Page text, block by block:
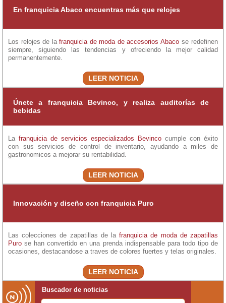
En franquicia Abaco encuentras más que relojes
Los relojes de la franquicia de moda de accesorios Abaco se redefinen
siempre, siguiendo las tendencias y ofreciendo la mejor calidad
permanentemente.
LEER NOTICIA
Únete a franquicia Bevinco, y realiza auditorías de
bebidas
La franquicia de servicios especializados Bevinco cumple con éxito
con sus servicios de control de inventario, ayudando a miles de
gastronomicos a mejorar su rentabilidad.
LEER NOTICIA
Innovación y diseño con franquicia Puro
Las colecciones de zapatillas de la franquicia de moda de zapatillas
Puro se han convertido en una prenda indispensable para todo tipo de
ocasiones, destacandose a traves de colores fuertes y telas originales.
LEER NOTICIA
Buscador de noticias